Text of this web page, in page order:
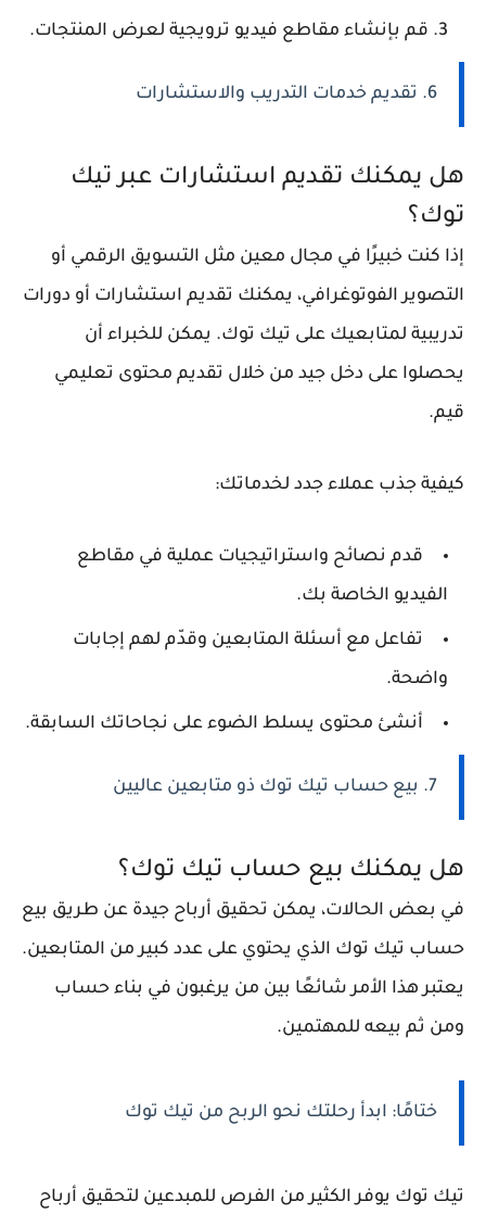
قم بإنشاء مقاطع فيديو ترويجية لعرض المنتجات.
6. تقديم خدمات التدريب والاستشارات
هل يمكنك تقديم استشارات عبر تيك
توك؟
إذا كنت خبيرًا في مجال معين مثل التسويق الرقمي أو
التصوير الفوتوغرافي، يمكنك تقديم استشارات أو دورات
تدريبية لمتابعيك على تيك توك. يمكن للخبراء أن
يحصلوا على دخل جيد من خلال تقديم محتوى تعليمي
قيم.
كيفية جذب عملاء جدد لخدماتك:
قدم نصائح واستراتيجيات عملية في مقاطع
الفيديو الخاصة بك.
تفاعل مع أسئلة المتابعين وقدّم لهم إجابات
واضحة.
أنشئ محتوى يسلط الضوء على نجاحاتك السابقة.
7. بيع حساب تيك توك ذو متابعين عاليين
هل يمكنك بيع حساب تيك توك؟
في بعض الحالات، يمكن تحقيق أرباح جيدة عن طريق بيع
حساب تيك توك الذي يحتوي على عدد كبير من المتابعين.
يعتبر هذا الأمر شائعًا بين من يرغبون في بناء حساب
ومن ثم بيعه للمهتمين.
ختامًا: ابدأ رحلتك نحو الربح من تيك توك
تيك توك يوفر الكثير من الفرص للمبدعين لتحقيق أرباح